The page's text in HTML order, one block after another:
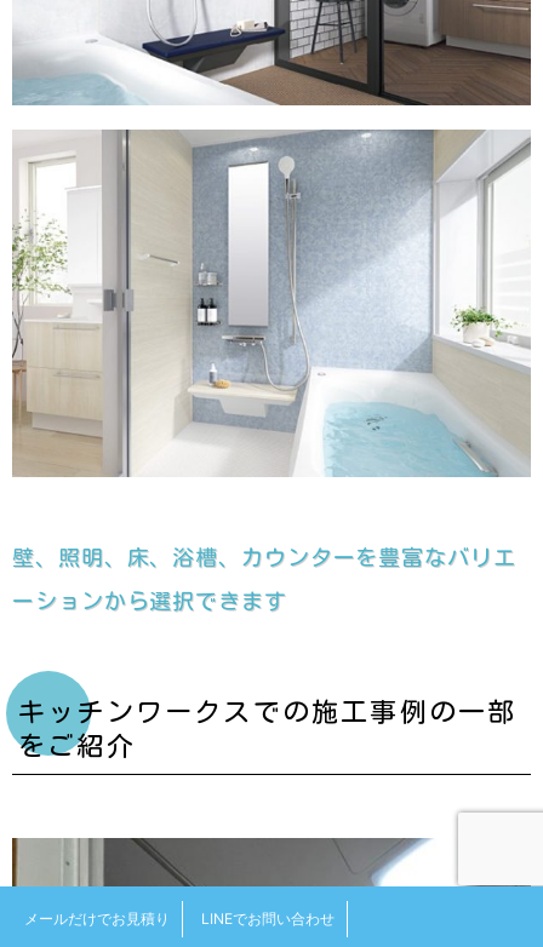
壁、照明、床、浴槽、カウンターを豊富なバリエ
ーションから選択できます
キッチンワークスでの施工事例の一部
をご紹介
メールだけでお見積り LINEでお問い合わせ